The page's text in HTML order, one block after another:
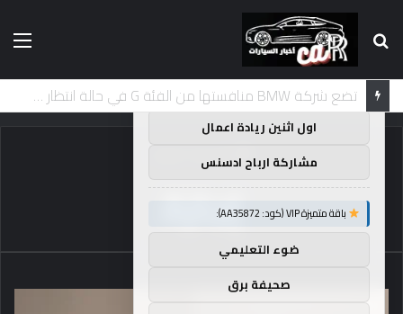
بحث
عن
لماذا تم منع النساء من المشاركة في لومان لعقود من الزمن؟
الرئيسية
إجازة
توصيات :
باقة متميزة VIP (كود: AA38045):
اول اثنين ريادة اعمال
مشاركة ارباح ادسنس
باقة متميزة VIP (كود: AA35872):
ضوء التعليمي
صحيفة برق